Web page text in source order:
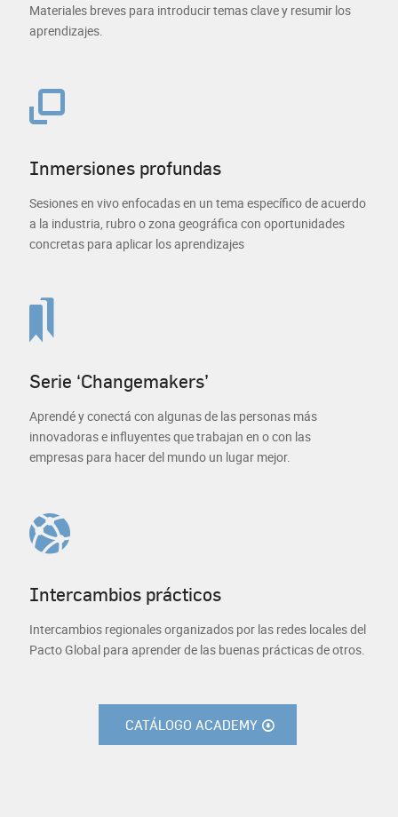
Materiales breves para introducir temas clave y resumir los
aprendizajes.
Inmersiones profundas
Sesiones en vivo enfocadas en un tema específico de acuerdo
a la industria, rubro o zona geográfica con oportunidades
concretas para aplicar los aprendizajes
Serie ‘Changemakers’
Aprendé y conectá con algunas de las personas más
innovadoras e influyentes que trabajan en o con las
empresas para hacer del mundo un lugar mejor.
Intercambios prácticos
Intercambios regionales organizados por las redes locales del
Pacto Global para aprender de las buenas prácticas de otros.
CATÁLOGO ACADEMY